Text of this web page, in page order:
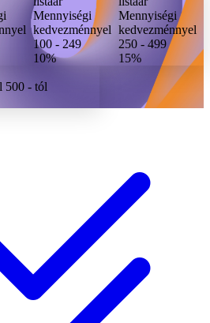
Mennyiségi
kedvezménnyel
100 - 249
10%
Mennyiségi
kedvezménnyel
250 - 499
15%
500 - tól